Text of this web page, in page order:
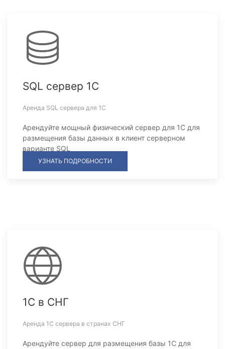
SQL сервер 1С
Аренда SQL сервера для 1С
Арендуйте мощный физический сервер для 1С для
размещения базы данных в клиент серверном
варианте SQL
УЗНАТЬ ПОДРОБНОСТИ
1С в СНГ
Аренда 1С сервера в странах СНГ
Арендуйте сервер для размещения базы 1С для